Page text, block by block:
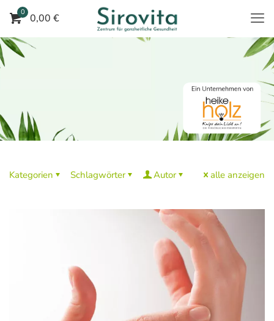
0 0,00 €
Kategorien Schlagwörter Autor alle anzeigen